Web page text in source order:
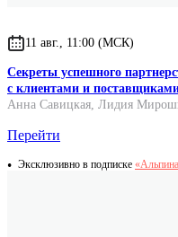
11 авг., 11:00 (МСК)
Секреты успешного
с клиентами и
Анна Савицкая, Лидия
Перейти
Эксклюзивно в подписке